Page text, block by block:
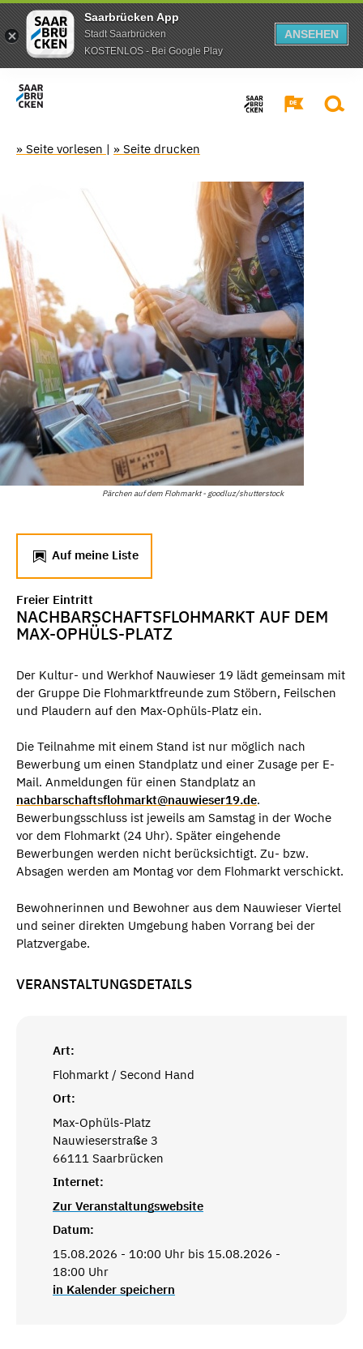
Saarbrücken App
Stadt Saarbrücken
KOSTENLOS - Bei Google Play
ANSEHEN
» Seite vorlesen | » Seite drucken
Pärchen auf dem Flohmarkt - goodluz/shutterstock
Auf meine Liste
Freier Eintritt
NACHBARSCHAFTSFLOHMARKT AUF DEM
MAX-OPHÜLS-PLATZ
Der Kultur- und Werkhof Nauwieser 19 lädt gemeinsam mit
der Gruppe Die Flohmarktfreunde zum Stöbern, Feilschen
und Plaudern auf den Max-Ophüls-Platz ein.
Die Teilnahme mit einem Stand ist nur möglich nach
Bewerbung um einen Standplatz und einer Zusage per E-
Mail. Anmeldungen für einen Standplatz an
nachbarschaftsflohmarkt@nauwieser19.de.
Bewerbungsschluss ist jeweils am Samstag in der Woche
vor dem Flohmarkt (24 Uhr). Später eingehende
Bewerbungen werden nicht berücksichtigt. Zu- bzw.
Absagen werden am Montag vor dem Flohmarkt verschickt.
Bewohnerinnen und Bewohner aus dem Nauwieser Viertel
und seiner direkten Umgebung haben Vorrang bei der
Platzvergabe.
VERANSTALTUNGSDETAILS
Art:
Flohmarkt / Second Hand
Ort:
Max-Ophüls-Platz
Nauwieserstraße 3
66111 Saarbrücken
Internet:
Zur Veranstaltungswebsite
Datum:
15.08.2026 - 10:00 Uhr bis 15.08.2026 -
18:00 Uhr
in Kalender speichern